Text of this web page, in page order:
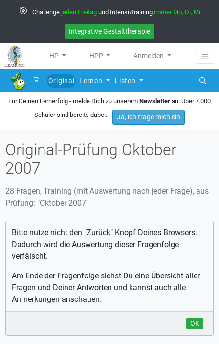
🎯 Challenge jeden Freitag und Intensivtraining immer Mo, Di, Mi
Integrative Gestalttherapie
HP HPP Anmelden
Original
Lernen Listen
Für Deinen Lernerfolg - melde Dich zu unserem Newsletter an. Über 7.000
Schüler sind bereits dabei.
Ja, ich trage mich ein
Original-Prüfung Oktober
2007
28 Fragen, Training (mit Auswertung nach jeder Frage), aus
Prüfung: "Oktober 2007"
Bitte nutze nicht den "Zurück" Knopf Deines Browsers.
Dadurch wird die Auswertung dieser Fragenfolge
verfälscht.
Am Ende der Fragenfolge siehst Du eine Übersicht aller
Fragen und Deiner Antworten und kannst auch alle
Anmerkungen anschauen.
OK